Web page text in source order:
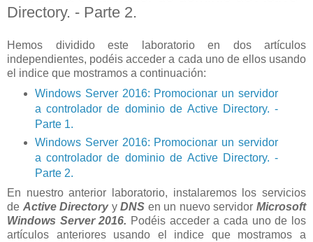
Directory. - Parte 2.
Hemos dividido este laboratorio en dos artículos
independientes, podéis acceder a cada uno de ellos usando
el indice que mostramos a continuación:
Windows Server 2016: Promocionar un servidor
a controlador de dominio de Active Directory. -
Parte 1.
Windows Server 2016: Promocionar un servidor
a controlador de dominio de Active Directory. -
Parte 2.
En nuestro anterior laboratorio, instalaremos los servicios
de Active DirectoryyDNS en un nuevo servidorMicrosoft
Windows Server 2016. Podéis acceder a cada uno de los
artículos anteriores usando el indice que mostramos a